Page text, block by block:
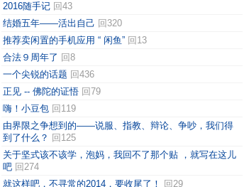
2016随手记 回43
结婚五年——活出自己 回320
推荐卖闲置的手机应用 “ 闲鱼” 回13
合法９周年了 回8
一个尖锐的话题 回436
正见 -- 佛陀的证悟 回79
嗨！小豆包 回119
由界限之争想到的——说服、指教、辩论、争吵，我们得
到了什么？ 回125
关于坚式该不该学，泡妈，我回不了那个贴 ，就写在这儿
吧 回274
就这样吧，不寻常的2014，要收尾了！
回29